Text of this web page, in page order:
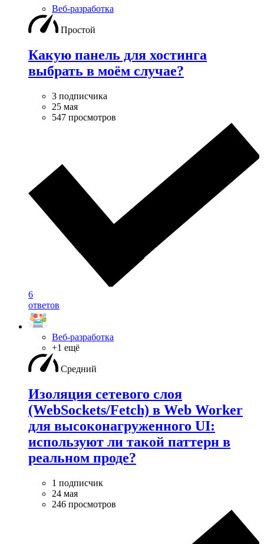
Веб-разработка
Простой
Какую панель для хостинга
выбрать в моём случае?
3 подписчика
25 мая
547 просмотров
6
ответов
Веб-разработка
+1 ещё
Средний
Изоляция сетевого слоя
(WebSockets/Fetch) в Web Worker
для высоконагруженного UI:
используют ли такой паттерн в
реальном проде?
1 подписчик
24 мая
246 просмотров